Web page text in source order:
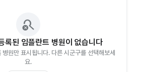
search_off
록된 임플란트 병원이 없습니다
원만 표시됩니다. 다른 시군구를 선택해보세
요.